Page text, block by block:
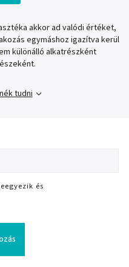
akkor ad valódi értéket,
egymáshoz igazítva kerül
különálló alkatrészként
tudni
és